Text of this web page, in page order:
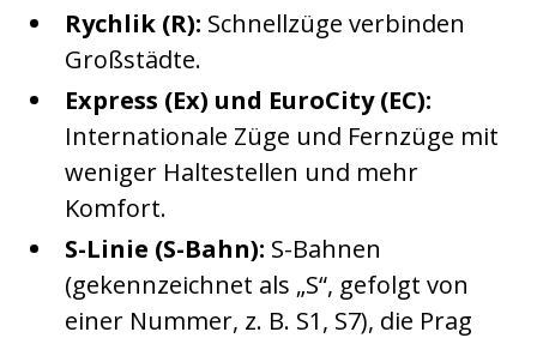
Rychlik (R): Schnellzüge verbinden
Großstädte.
Express (Ex) und EuroCity (EC):
Internationale Züge und Fernzüge mit
weniger Haltestellen und mehr
Komfort.
S-Linie (S-Bahn): S-Bahnen
(gekennzeichnet als „S“, gefolgt von
einer Nummer, z. B. S1, S7), die Prag